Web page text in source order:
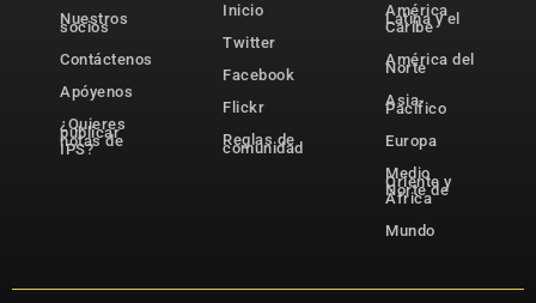
Nuestros
socios
Contáctenos
Apóyenos
¿Quieres
publicar
notas de
IPS?
Inicio
Twitter
Facebook
Flickr
Reglas de
comunidad
América
Latina y el
Caribe
América del
Norte
Asia-
Pacífico
Europa
Medio
Oriente y
Norte de
África
Mundo